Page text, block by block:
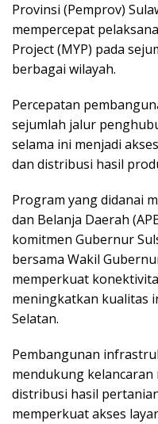
Provinsi (Pemprov)
mempercepat
Project (MYP) pada
berbagai wilayah.
Percepatan
sejumlah jalur
selama ini menjadi
dan distribusi hasil
Program yang didanai
dan Belanja Daerah
komitmen Gubernur
bersama Wakil
memperkuat
meningkatkan kualitas
Selatan.
Pembangunan
mendukung
distribusi hasil
memperkuat akses